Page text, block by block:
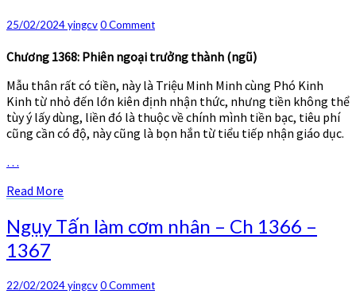
nhân
Ch
–
1369
25/02/2024yingcvComments
0 Comment
Chương 1368: Phiên ngoại trưởng thành (ngũ)
Mẫu thân rất có tiền, này là Triệu Minh Minh cùng Phó Kinh
Kinh từ nhỏ đến lớn kiên định nhận thức, nhưng tiền không thể
tùy ý lấy dùng, liền đó là thuộc về chính mình tiền bạc, tiêu phí
cũng cần có độ, này cũng là bọn hắn từ tiểu tiếp nhận giáo dục.
…
Read More
Ngụy
Tấn
làm
nhân
Ngụy Tấn làm cơm nhân – Ch 1366 –
1367
22/02/2024yingcvComments
0 Comment